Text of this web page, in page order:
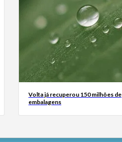
Volta já recuperou 150 milhões de
embalagens